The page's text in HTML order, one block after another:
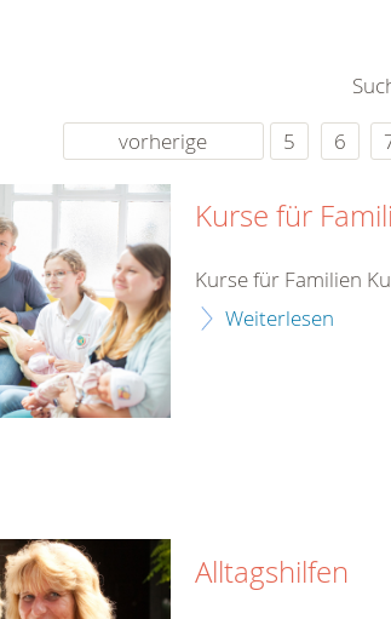
rund um die Uhr
vorherige
5 6
Kurse für
Kurse für Familien
Weiterlesen
Alltagshilfen